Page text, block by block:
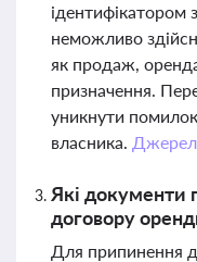
ідентифікатором
неможливо
як продаж,
призначення.
уникнути
власника.
Які документи
договору
Для припинення